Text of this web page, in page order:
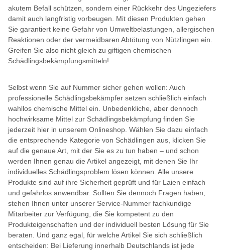
akutem Befall schützen, sondern einer Rückkehr des Ungeziefers
damit auch langfristig vorbeugen. Mit diesen Produkten gehen
Sie garantiert keine Gefahr von Umweltbelastungen, allergischen
Reaktionen oder der vermeidbaren Abtötung von Nützlingen ein.
Greifen Sie also nicht gleich zu giftigen chemischen
Schädlingsbekämpfungsmitteln!
Selbst wenn Sie auf Nummer sicher gehen wollen: Auch
professionelle Schädlingsbekämpfer setzen schließlich einfach
wahllos chemische Mittel ein. Unbedenkliche, aber dennoch
hochwirksame Mittel zur Schädlingsbekämpfung finden Sie
jederzeit hier in unserem Onlineshop. Wählen Sie dazu einfach
die entsprechende Kategorie von Schädlingen aus, klicken Sie
auf die genaue Art, mit der Sie es zu tun haben – und schon
werden Ihnen genau die Artikel angezeigt, mit denen Sie Ihr
individuelles Schädlingsproblem lösen können. Alle unsere
Produkte sind auf ihre Sicherheit geprüft und für Laien einfach
und gefahrlos anwendbar. Sollten Sie dennoch Fragen haben,
stehen Ihnen unter unserer Service-Nummer fachkundige
Mitarbeiter zur Verfügung, die Sie kompetent zu den
Produkteigenschaften und der individuell besten Lösung für Sie
beraten. Und ganz egal, für welche Artikel Sie sich schließlich
entscheiden: Bei Lieferung innerhalb Deutschlands ist jede